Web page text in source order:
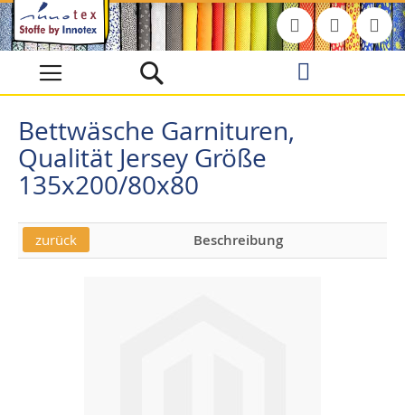
Direkt
zum
Inhalt
Bettwäsche Garnituren,
Qualität Jersey Größe
135x200/80x80
zurück Beschreibung